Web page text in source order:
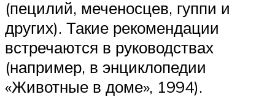
(пецилий, меченосцев, гуппи и
других). Такие рекомендации
встречаются в руководствах
(например, в энциклопедии
«Животные в доме», 1994).